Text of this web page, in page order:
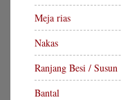
Meja rias
Nakas
Ranjang Besi / Susun
Bantal